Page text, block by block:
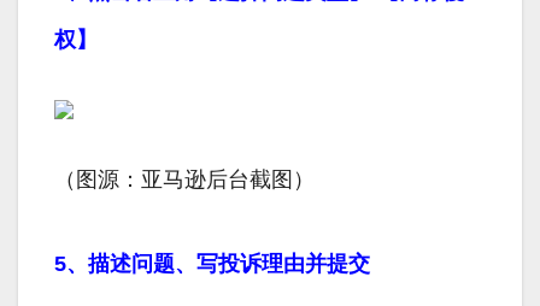
权】
（图源：亚马逊后台截图）
5、描述问题、写投诉理由并提交